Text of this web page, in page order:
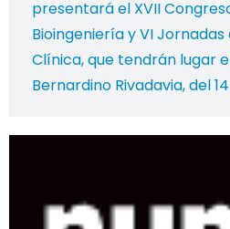
presentará el XVII
Bioingeniería y VI
Clínica, que tendrán lugar
Bernardino Rivadavia, del